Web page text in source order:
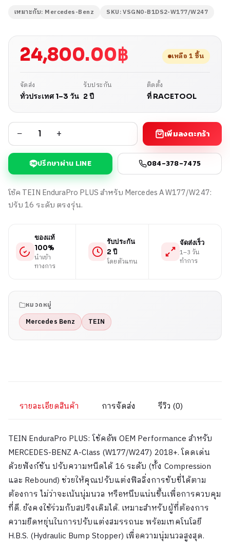
เหมาะกับ: Mercedes-Benz SKU: VSGN0-B1DS2-W177/W247
24,800.00฿ เหลือ 1 ชิ้น
จัดส่ง
ทั่วประเทศ 1–3 วัน
รับประกัน
2 ปี
ติดตั้ง
ที่ RACETOOL
− + เพิ่มลงตะกร้า
ปรึกษาผ่าน LINE 084-378-7475
โช้ค TEIN EnduraPro PLUS สำหรับ Mercedes A W177/W247:
ปรับ 16 ระดับ ตรงรุ่น.
ของแท้
100%
นำเข้า
ทางการ
รับประกัน
2 ปี
โดยตัวแทน
จัดส่งเร็ว
1–3 วัน
ทำการ
หมวดหมู่
Mercedes Benz TEIN
รายละเอียดสินค้า การจัดส่ง รีวิว (0)
TEIN EnduraPro PLUS: โช้คอัพ OEM Performance สำหรับ
MERCEDES-BENZ A-Class (W177/W247) 2018+. โดดเด่น
ด้วยฟังก์ชัน ปรับความหนืดได้ 16 ระดับ (ทั้ง Compression
และ Rebound) ช่วยให้คุณปรับแต่งฟิลลิ่งการขับขี่ได้ตาม
ต้องการ ไม่ว่าจะเน้นนุ่มนวล หรือหนึบแน่นขึ้นเพื่อการควบคุม
ที่ดี. ยังคงใช้ร่วมกับสปริงเดิมได้. เหมาะสำหรับผู้ที่ต้องการ
ความยืดหยุ่นในการปรับแต่งสมรรถนะ พร้อมเทคโนโลยี
H.B.S. (Hydraulic Bump Stopper) เพื่อความนุ่มนวลสูงสุด.